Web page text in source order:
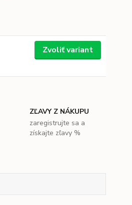
Zvoliť variant
ZĽAVY Z NÁKUPU
zaregistrujte sa a
získajte zľavy %